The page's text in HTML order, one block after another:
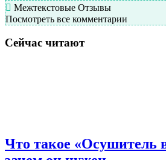
Межтекстовые Отзывы
Посмотреть все комментарии
Сейчас читают
Что такое «Осушитель